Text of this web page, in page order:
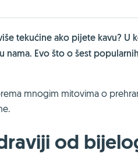
tekućine ako pijete kavu? U
Evo što o šest
mnogim mitovima o
od